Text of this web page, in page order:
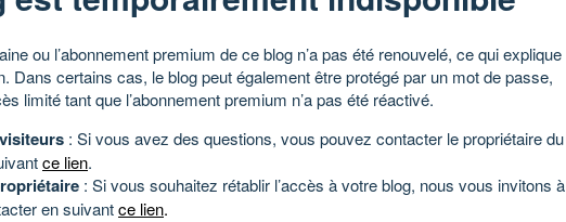
ou l’abonnement premium de ce blog n’a pas été renouvelé, ce qui explique
Dans certains cas, le blog peut également être protégé par un mot de passe,
limité tant que l’abonnement premium n’a pas été réactivé.
: Si vous avez des questions, vous pouvez contacter le propriétaire du
ce lien.
: Si vous souhaitez rétablir l’accès à votre blog, nous vous invitons à
en suivantce lien.